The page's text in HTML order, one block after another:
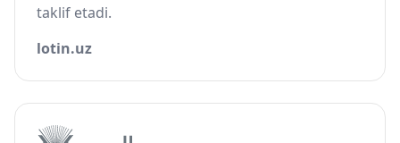
taklif etadi.
lotin.uz